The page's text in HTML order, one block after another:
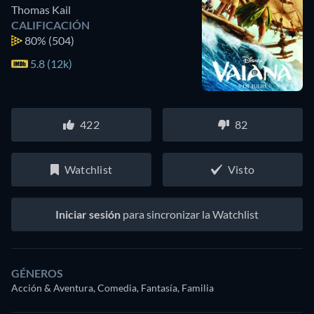
Thomas Kail
CALIFICACIÓN
80% (504)
5.8 (12k)
422 82
Watchlist Visto
Iniciar sesión para sincronizar la Watchlist
GÉNEROS
Acción & Aventura, Comedia, Fantasía, Familia